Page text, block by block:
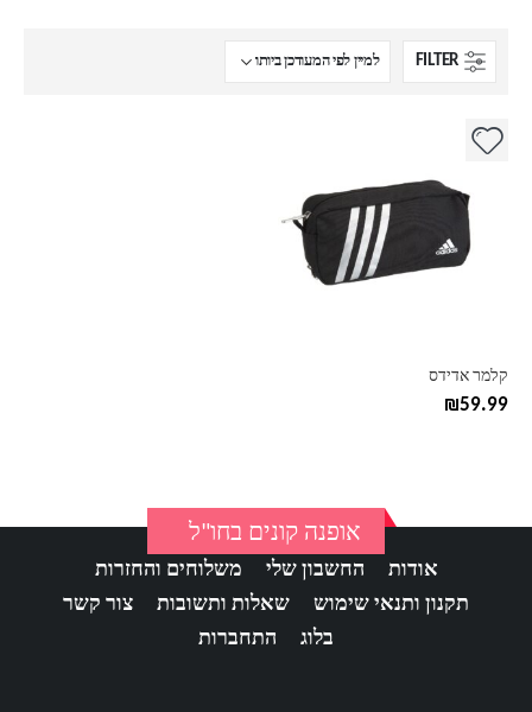
FILTER
קלמר אדידס
₪59.99
אופנה קונים בחו"ל
אודות החשבון שלי
משלוחים והחזרות
תקנון ותנאי שימוש
שאלות ותשובות
צור קשר
בלוג
התחברות